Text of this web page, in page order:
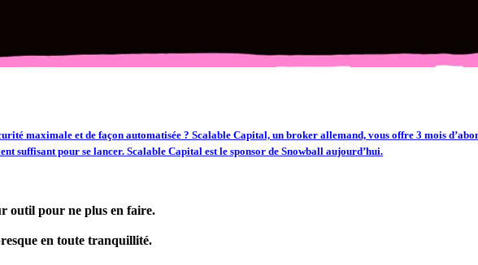
maximale et de façon automatisée ? Scalable Capital, un broker allemand, vous offre 3 mois
suffisant pour se lancer. Scalable Capital est le sponsor de Snowball aujourd’hui.
outil pour ne plus en faire.
en toute tranquillité.